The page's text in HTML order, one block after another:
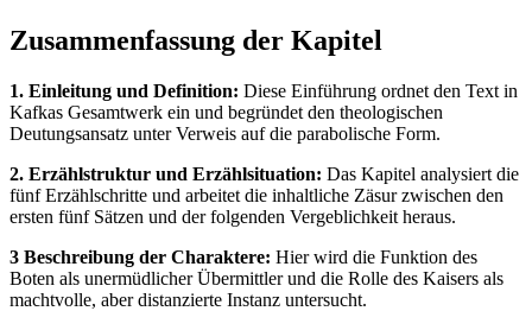
Zusammenfassung der Kapitel
1. Einleitung und Definition: Diese Einführung ordnet den Text in
Kafkas Gesamtwerk ein und begründet den theologischen
Deutungsansatz unter Verweis auf die parabolische Form.
2. Erzählstruktur und Erzählsituation: Das Kapitel analysiert die
fünf Erzählschritte und arbeitet die inhaltliche Zäsur zwischen den
ersten fünf Sätzen und der folgenden Vergeblichkeit heraus.
3 Beschreibung der Charaktere: Hier wird die Funktion des
Boten als unermüdlicher Übermittler und die Rolle des Kaisers als
machtvolle, aber distanzierte Instanz untersucht.